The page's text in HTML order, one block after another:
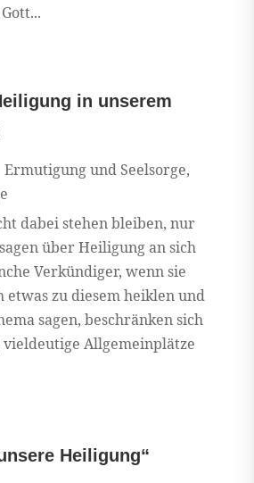
in unserem
Ermutigung und Seelsorge,
dabei stehen bleiben, nur
über Heiligung an sich
Verkündiger, wenn sie
etwas zu diesem heiklen und
sagen, beschränken sich
Allgemeinplätze
Heiligung“